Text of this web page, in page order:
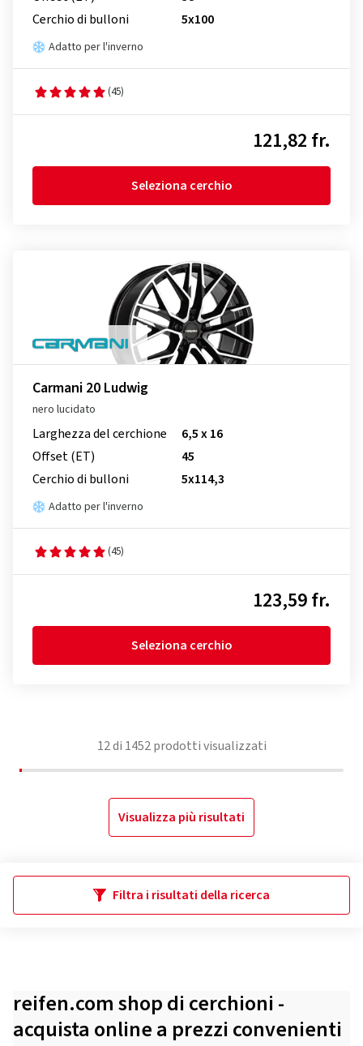
Cerchio di bulloni
5x100
Adatto per l'inverno
(45)
121,82 fr.
Seleziona cerchio
Carmani 20 Ludwig
nero lucidato
Larghezza del cerchione
6,5 x 16
Offset (ET)
45
Cerchio di bulloni
5x114,3
Adatto per l'inverno
(45)
123,59 fr.
Seleziona cerchio
12di 1452prodotti visualizzati
Visualizza più risultati
Filtra i risultati della ricerca
reifen.com shop di cerchioni -
acquista online a prezzi convenienti